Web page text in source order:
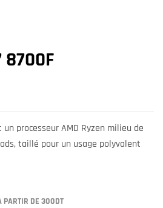
8700F
un processeur AMD Ryzen milieu de
taillé pour un usage polyvalent
PARTIR DE 300DT